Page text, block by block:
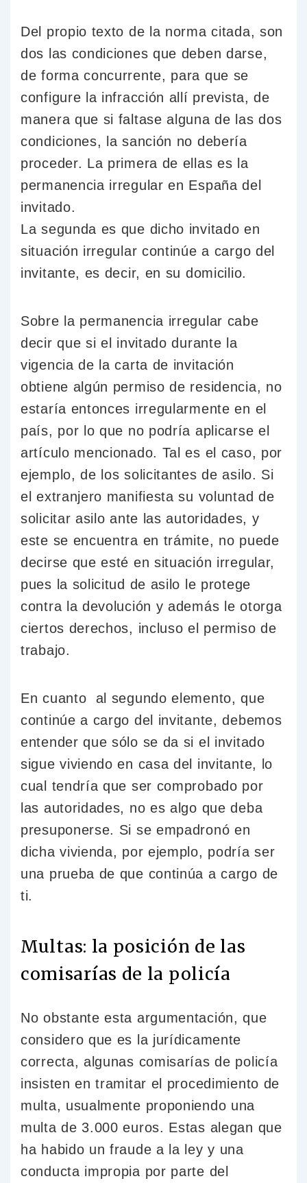
Del propio texto de la norma citada, son
dos las condiciones que deben darse,
de forma concurrente, para que se
configure la infracción allí prevista, de
manera que si faltase alguna de las dos
condiciones, la sanción no debería
proceder. La primera de ellas es la
permanencia irregular en España del
invitado.
La segunda es que dicho invitado en
situación irregular continúe a cargo del
invitante, es decir, en su domicilio.
Sobre la permanencia irregular cabe
decir que si el invitado durante la
vigencia de la carta de invitación
obtiene algún permiso de residencia, no
estaría entonces irregularmente en el
país, por lo que no podría aplicarse el
artículo mencionado. Tal es el caso, por
ejemplo, de los solicitantes de asilo. Si
el extranjero manifiesta su voluntad de
solicitar asilo ante las autoridades, y
este se encuentra en trámite, no puede
decirse que esté en situación irregular,
pues la solicitud de asilo le protege
contra la devolución y además le otorga
ciertos derechos, incluso el permiso de
trabajo.
En cuanto al segundo elemento, que
continúe a cargo del invitante, debemos
entender que sólo se da si el invitado
sigue viviendo en casa del invitante, lo
cual tendría que ser comprobado por
las autoridades, no es algo que deba
presuponerse. Si se empadronó en
dicha vivienda, por ejemplo, podría ser
una prueba de que continúa a cargo de
ti.
Multas: la posición de las
comisarías de la policía
No obstante esta argumentación, que
considero que es la jurídicamente
correcta, algunas comisarías de policía
insisten en tramitar el procedimiento de
multa, usualmente proponiendo una
multa de 3.000 euros. Estas alegan que
ha habido un fraude a la ley y una
conducta impropia por parte del